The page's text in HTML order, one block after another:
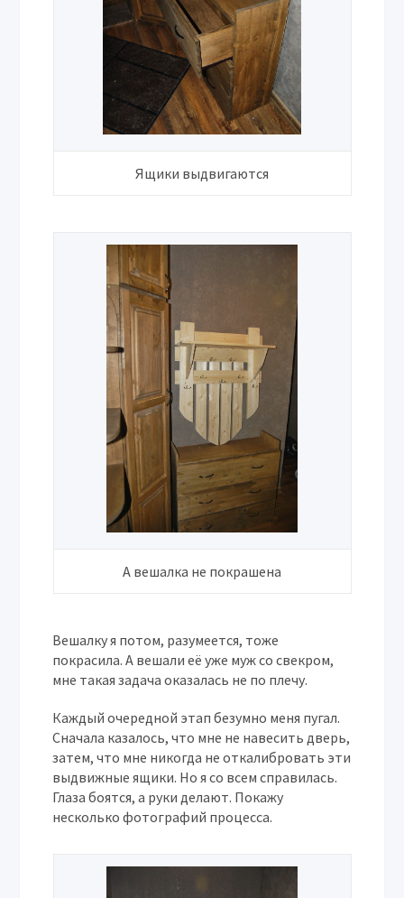
Ящики выдвигаются
А вешалка не покрашена
Вешалку я потом, разумеется, тоже
покрасила. А вешали её уже муж со свекром,
мне такая задача оказалась не по плечу.
Каждый очередной этап безумно меня пугал.
Сначала казалось, что мне не навесить дверь,
затем, что мне никогда не откалибровать эти
выдвижные ящики. Но я со всем справилась.
Глаза боятся, а руки делают. Покажу
несколько фотографий процесса.